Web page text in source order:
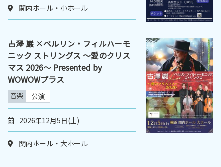
関内ホール・小ホール
古澤 巖 ×ベルリン・フィルハーモ
ニック ストリングス 〜愛のクリス
マス 2026〜 Presented by
WOWOWプラス
音楽 公演
2026年12月5日(土)
関内ホール・大ホール